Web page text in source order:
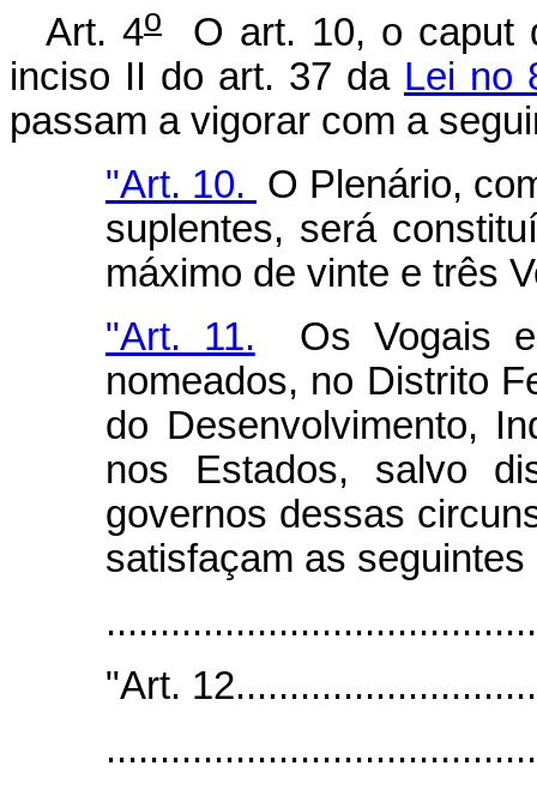
Art. 4oO art. 10, o caput
inciso II do art. 37 da Lei no
passam a vigorar com a
"Art. 10. O Plenário,
suplentes, será
máximo de vinte e três
"Art. 11. Os Vogais e
nomeados, no Distrito
do Desenvolvimento,
nos Estados, salvo
governos dessas
satisfaçam as
"Art.